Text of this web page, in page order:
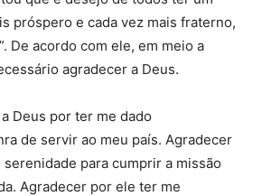
próspero e cada vez mais fraterno,
De acordo com ele, em meio a
agradecer a Deus.
Deus por ter me dado
de servir ao meu país. Agradecer
para cumprir a missão
Agradecer por ele ter me